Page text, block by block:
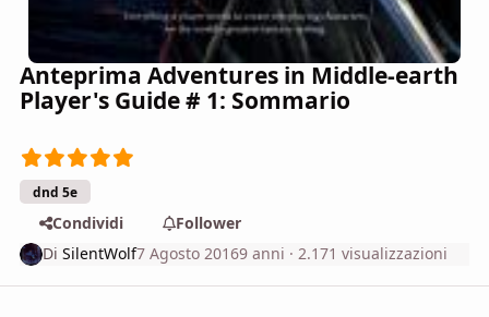
Anteprima Adventures in Middle-earth
Player's Guide # 1: Sommario
dnd 5e
Condividi
Follower
DiSilentWolf7 Agosto 20169 anni · 2.171 visualizzazioni